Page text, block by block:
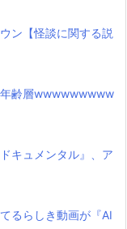
ン【怪談に関する説
齢層wwwwwwwww
キュメンタル』、ア
るらしき動画が『AI